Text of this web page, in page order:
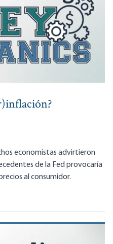
economistas advirtieron
de la Fed provocaría
al consumidor.